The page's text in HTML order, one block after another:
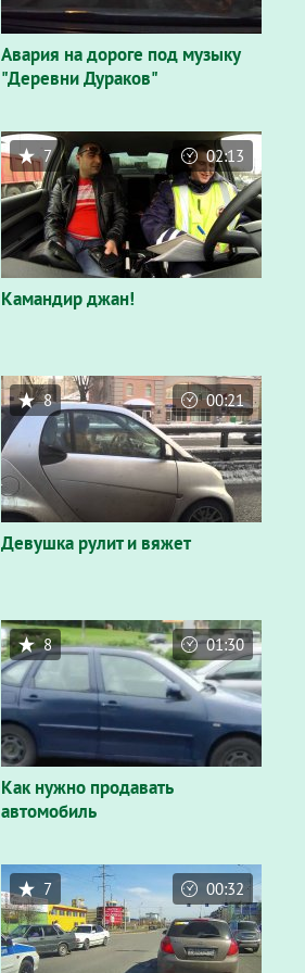
Авария на дороге под музыку
"Деревни Дураков"
Камандир джан!
7 02:13
Девушка рулит и вяжет
8 00:21
Как нужно продавать
автомобиль
8 01:30
7 00:32